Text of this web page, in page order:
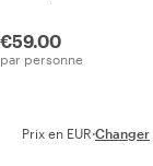
€59.00
par personne
Prix en EUR·Changer